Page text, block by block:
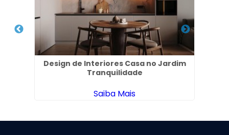
Design de Interiores Casa no Jardim
Tranquilidade
Saiba Mais